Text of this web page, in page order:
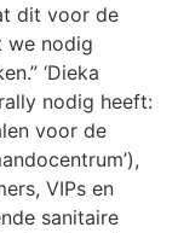
dit voor de
we nodig
‘Dieka
nodig heeft:
voor de
VIPs en
sanitaire